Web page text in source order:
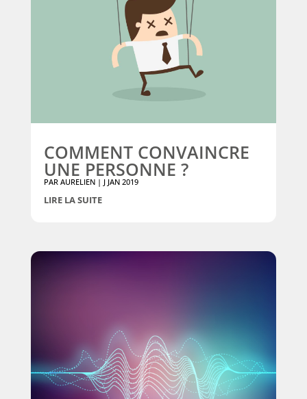
COMMENT CONVAINCRE
UNE PERSONNE ?
PAR AURELIEN| J JAN 2019
LIRE LA SUITE